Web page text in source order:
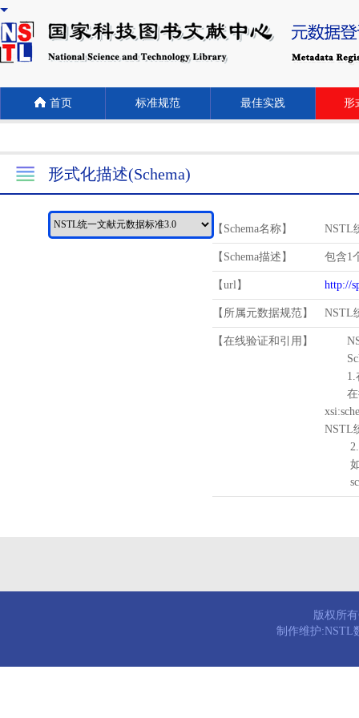
首页 标准规范 最佳实践 形
形式化描述(Schema)
【Schema名称】 NSTL
【Schema描述】 包含1
【url】 http://
【所属元数据规范】 NSTL
【在线验证和引用】
1.
在待
NSTL
2.
如需
版权所
制作维护:NSTL